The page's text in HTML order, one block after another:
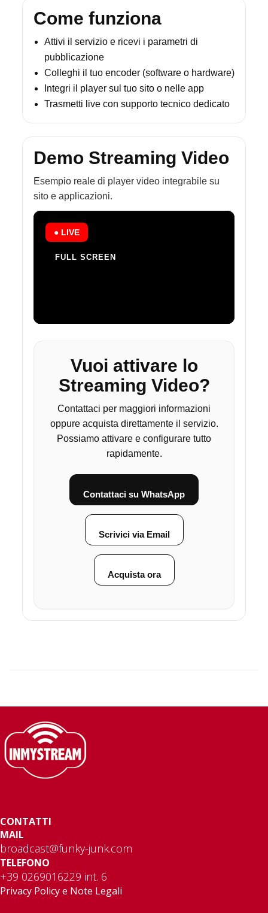
Come funziona
Attivi il servizio e ricevi i parametri di
pubblicazione
Colleghi il tuo encoder (software o hardware)
Integri il player sul tuo sito o nelle app
Trasmetti live con supporto tecnico dedicato
Demo Streaming Video
Esempio reale di player video integrabile su
sito e applicazioni.
Vuoi attivare lo
Streaming Video?
Contattaci per maggiori informazioni
oppure acquista direttamente il servizio.
Possiamo attivare e configurare tutto
rapidamente.
Contattaci su WhatsApp
Scrivici via Email
Acquista ora
CONTATTI
MAIL
broadcast@funky-junk.com
TELEFONO
+39 0269016229 int. 6
Privacy Policy e Note Legali